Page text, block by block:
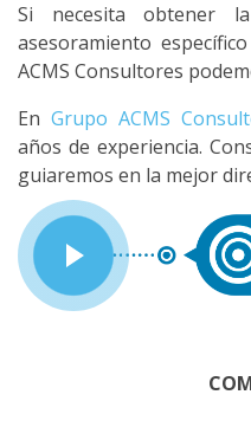
Si necesita obtener
asesoramiento
ACMS Consultores
En Grupo ACMS
años de experiencia.
guiaremos en la mejor